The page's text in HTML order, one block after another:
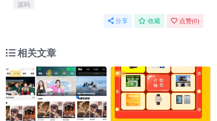
源码
分享 收藏 点赞(0)
相关文章
VIP VIP